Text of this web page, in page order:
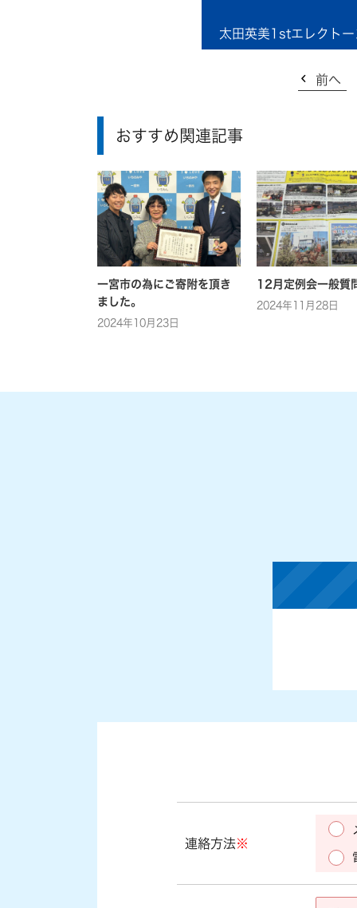
太田英美1stエレクト
前へ
おすすめ関連記事
一宮市の為にご寄附を頂き
ました。
2024年10月23日
12月定例会一般質
2024年11月28日
連絡方法※